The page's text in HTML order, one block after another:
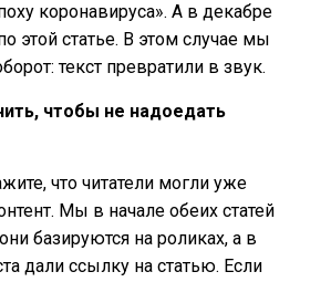
коронавируса». А в декабре
этой статье. В этом случае мы
текст превратили в звук.
чтобы не надоедать
что читатели могли уже
Мы в начале обеих статей
базируются на роликах, а в
дали ссылку на статью. Если